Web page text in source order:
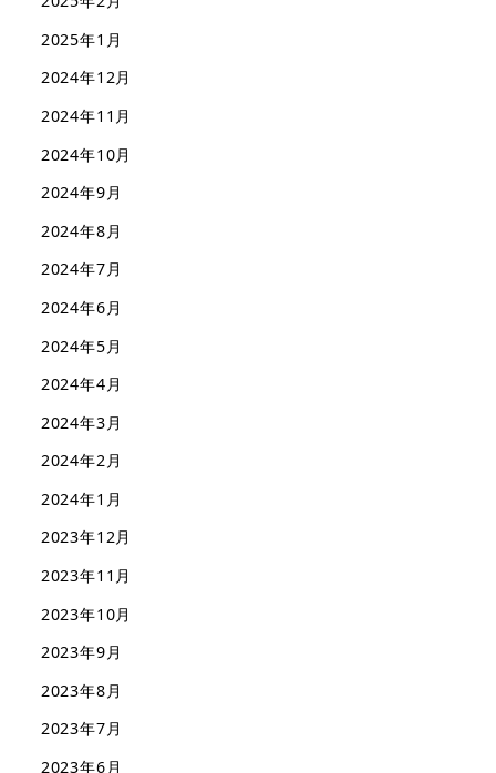
2025年1月
2024年12月
2024年11月
2024年10月
2024年9月
2024年8月
2024年7月
2024年6月
2024年5月
2024年4月
2024年3月
2024年2月
2024年1月
2023年12月
2023年11月
2023年10月
2023年9月
2023年8月
2023年7月
2023年6月